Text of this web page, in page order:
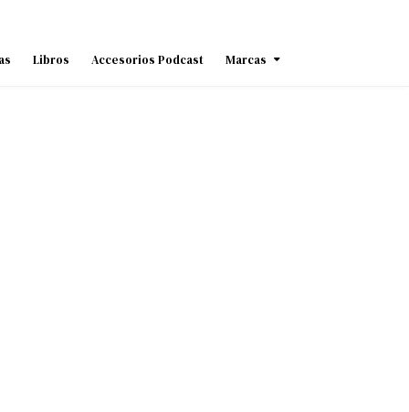
Libros Accesorios Podcast Marcas